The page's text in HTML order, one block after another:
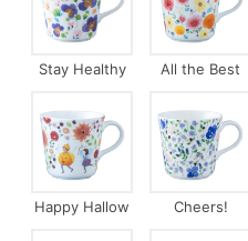
Stay Healthy All the Best
Happy Hallow
Cheers!